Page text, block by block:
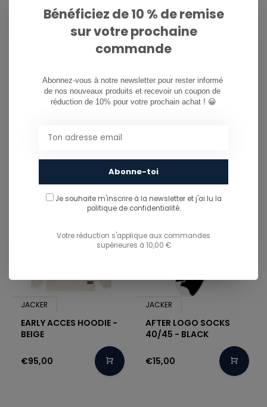
JACKER
-50%
JACKER
BAIJU HOODIE - TOFU
JACKER
EARLY ACCES HOODIE -
BEIGE
€95,00
JACKER
AFTER LOGO SOCKS
40/45 - BLACK
€15,00
Bénéficiez de 10 % de remise
sur votre prochaine
commande
Abonnez-vous à notre newsletter pour rester informé
de nos nouveaux produits et recevoir un coupon de
réduction de 10% pour votre prochain achat ! 😀
Abonne-toi
Je souhaite m'inscrire à la newsletter et j'ai lu la
politique de confidentialité.
Votre réduction s'applique aux commandes
supérieures à 10,00 €